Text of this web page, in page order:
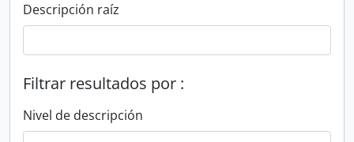
Descripción raíz
Filtrar resultados por :
Nivel de descripción